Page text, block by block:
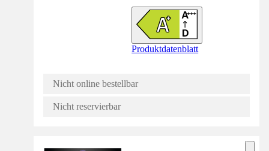
Produktdatenblatt
Nicht online bestellbar
Nicht reservierbar